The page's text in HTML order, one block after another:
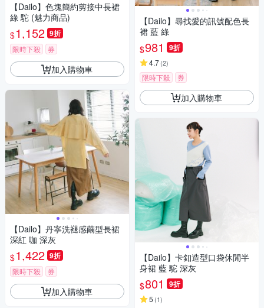
【Dailo】色塊簡約剪接中長裙
綠 駝 (魅力商品)
$1,152 9折
限時下殺 券
加入購物車
【Dailo】丹寧洗褪感繭型長裙
深紅 咖 深灰
$1,422 9折
限時下殺 券
加入購物車
【Dailo】尋找愛的訊號配色長
裙 藍 綠
$981 9折
4.7(2)
限時下殺 券
加入購物車
【Dailo】卡釦造型口袋休閒半
身裙 藍 駝 深灰
$801 9折
5 (1)